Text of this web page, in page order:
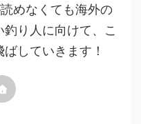
めなくても海外の
り人に向けて、こ
していきます！